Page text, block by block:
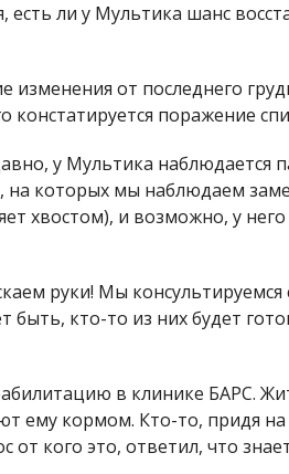
ли у Мультика шанс
от последнего
поражение
у Мультика наблюдается
на которых мы наблюдаем
хвостом), и возможно, у
руки! Мы
кто-то из них будет
в клинике БАРС.
ему кормом. Кто-то, придя
кого это, ответил, что